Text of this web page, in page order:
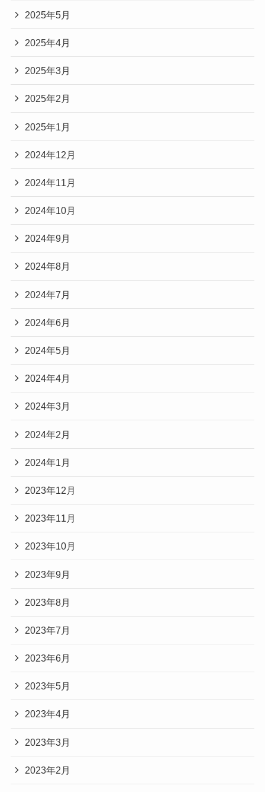
2025年5月
2025年4月
2025年3月
2025年2月
2025年1月
2024年12月
2024年11月
2024年10月
2024年9月
2024年8月
2024年7月
2024年6月
2024年5月
2024年4月
2024年3月
2024年2月
2024年1月
2023年12月
2023年11月
2023年10月
2023年9月
2023年8月
2023年7月
2023年6月
2023年5月
2023年4月
2023年3月
2023年2月